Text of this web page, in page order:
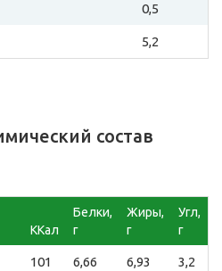
0,5
5,2
состав
ККал
Белки,
г
Жиры,
г
Угл,
г
101 6,66 6,93
3,2